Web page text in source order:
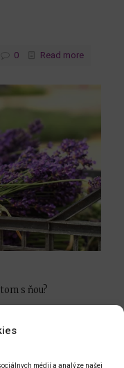
médií a analýze našej
0 Read more
s ňou?
aj začínajúcej
dňoch začína
od